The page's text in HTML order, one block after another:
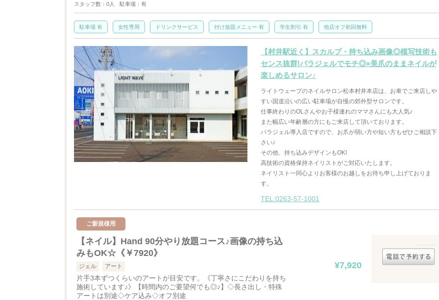
スタッフ数：0人 駐車場：有
駐車場 有 女性専用 ドリンクサービス 付け放題メニュー 有 学生割引 有 他店オフ初回無料
【村井駅近く】スカルプ・持ち込み画像◎模写技術も
センス抜群!パラジェルでモチ◎×美爪のままネイルが
楽しめるサロン♪
ライトウェーブのネイルサロン松本村井本店は、お車でご来店しや
すい国道沿いの広い駐車場が自慢の郊外型サロンです。
仕事終わりのOLさんやお子様連れのママさんにも大人気♪
また幅広い年齢層の方にもご来店して頂いております。
パラジェル導入店ですので、お爪が弱い方や短い方もぜひご相談下
さい♪
その他、持ち込みデザインもOK!
高技術の資格保持ネイリストがご対応いたします。
ネイリスト一同心よりお客様のお越しをお待ち申し上げておりま
す。
TEL:0263-57-1001
ご新規様用
【ネイル】Hand 90分やり放題コース♪画像の持ち込
みもOK☆《￥7920》
ジェル アート
片手3本ずつくらいのアートが目安です。《丁寧さにこだわりを持ち
施術しています♪》【時間内のご要望何でも◎♪】◇長さ出し・特殊
アートは別途◇ケア込み◇オフ別途
¥7,920